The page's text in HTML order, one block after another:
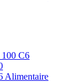
C6
Alimentaire